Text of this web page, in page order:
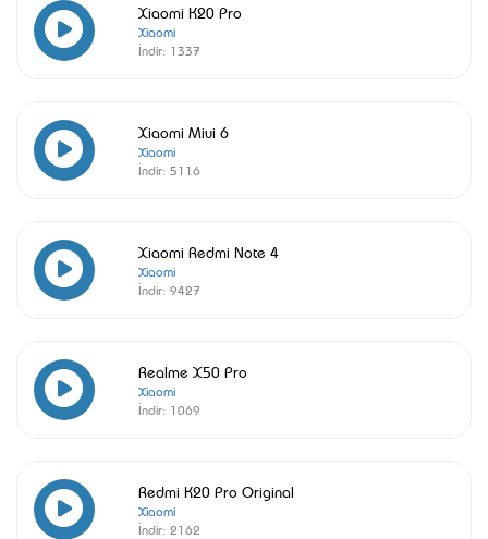
Xiaomi K20 Pro
Xiaomi
İndir: 1337
Xiaomi Miui 6
Xiaomi
İndir: 5116
Xiaomi Redmi Note 4
Xiaomi
İndir: 9427
Realme X50 Pro
Xiaomi
İndir: 1069
Redmi K20 Pro Original
Xiaomi
İndir: 2162